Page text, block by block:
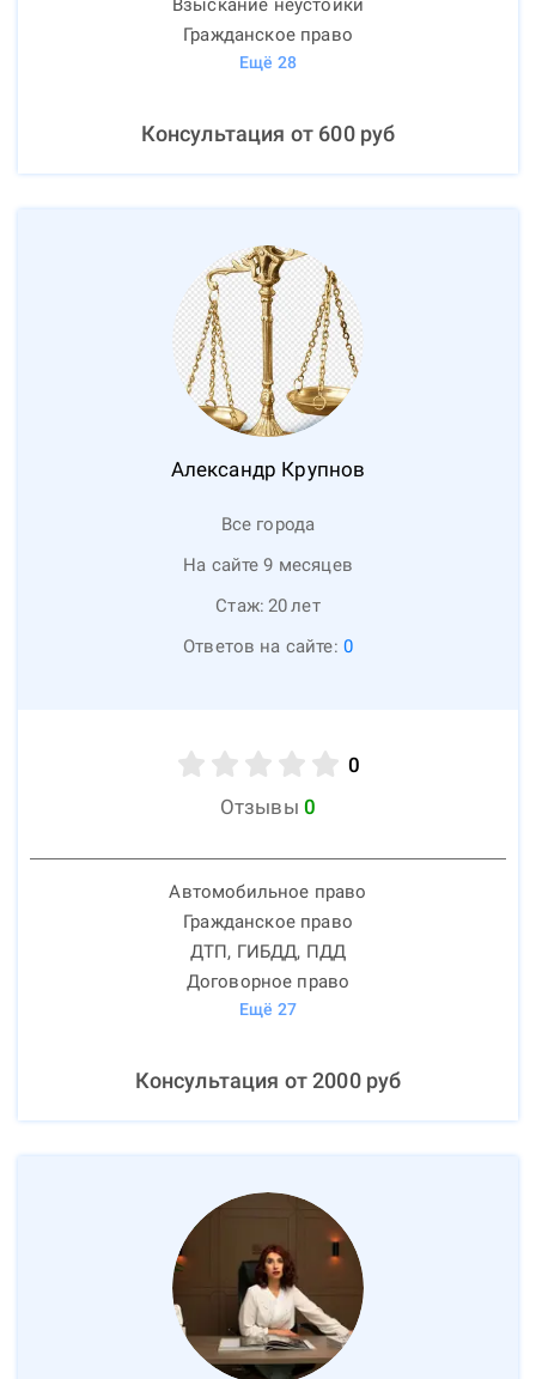
Взыскание неустойки
Гражданское право
Ещё 28
Консультация от 600руб
Александр Крупнов
Все города
На сайте 9 месяцев
Стаж: 20лет
Ответов на сайте: 0
0
Отзывы 0
Автомобильное право
Гражданское право
ДТП, ГИБДД, ПДД
Договорное право
Ещё 27
Консультация от2000руб